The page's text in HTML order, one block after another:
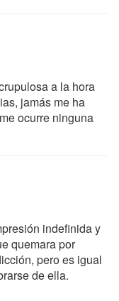
a la hora
jamás me ha
ocurre ninguna
indefinida y
quemara por
pero es igual
de ella.